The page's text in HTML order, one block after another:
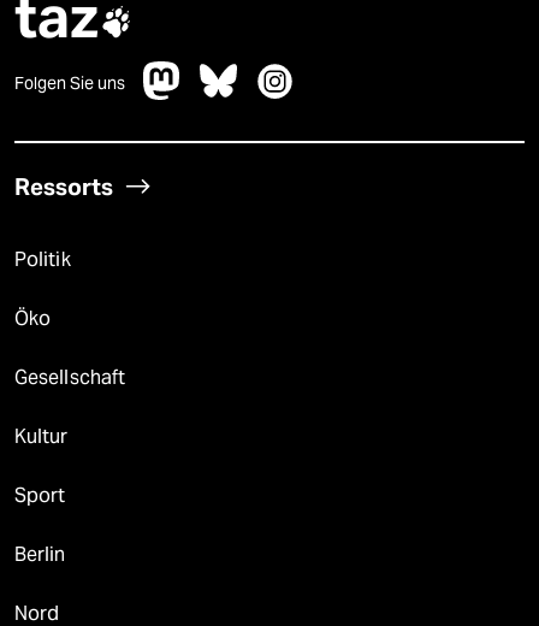
taz
Folgen Sie uns
Ressorts
Politik
Öko
Gesellschaft
Kultur
Sport
Berlin
Nord